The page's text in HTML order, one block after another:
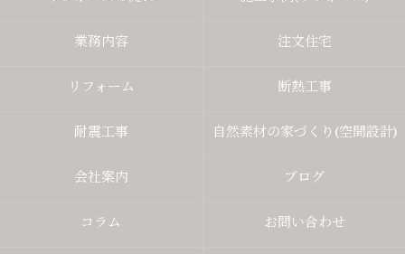
業務内容 注文住宅
リフォーム 断熱工事
耐震工事 自然素材の家づくり(空間設計)
会社案内 ブログ
コラム お問い合わせ